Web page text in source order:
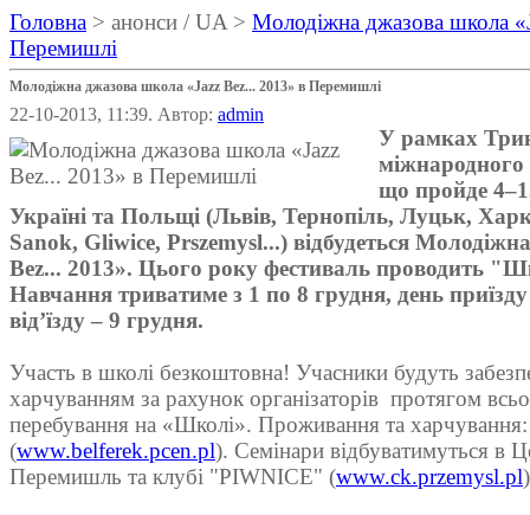
Головна > анонси / UA > Молодіжна джазова школа
Перемишлі
Молодіжна джазова школа «Jazz Bez... 2013» в Перемишлі
22-10-2013, 11:39. Автор: admin
У рамках
що пройде
Україні та Польщі (Львів, Тернопіль, Луцьк,
Sanok, Gliwice, Prszemysl...) відбудеться
Bez... 2013». Цього року фестиваль проводить
Навчання триватиме з 1 по 8 грудня, день
від’їзду – 9 грудня.
Участь в школі безкоштовна! Учасники будуть
харчуванням за рахунок організаторів протягом
перебування на «Школі». Проживання та
(www.belferek.pcen.pl). Семінари відбуватимуться в
Перемишль та клубі "PIWNICE" (www.ck.przemysl.pl